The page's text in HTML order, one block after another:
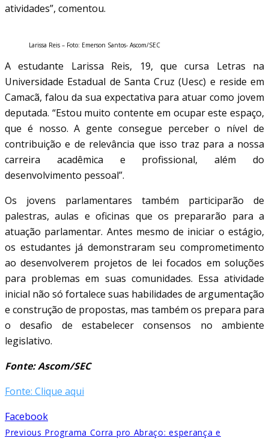
atividades”, comentou.
Larissa Reis – Foto: Emerson Santos- Ascom/SEC
A estudante Larissa Reis, 19, que cursa Letras na
Universidade Estadual de Santa Cruz (Uesc) e reside em
Camacã, falou da sua expectativa para atuar como jovem
deputada. “Estou muito contente em ocupar este espaço,
que é nosso. A gente consegue perceber o nível de
contribuição e de relevância que isso traz para a nossa
carreira acadêmica e profissional, além do
desenvolvimento pessoal”.
Os jovens parlamentares também participarão de
palestras, aulas e oficinas que os prepararão para a
atuação parlamentar. Antes mesmo de iniciar o estágio,
os estudantes já demonstraram seu comprometimento
ao desenvolverem projetos de lei focados em soluções
para problemas em suas comunidades. Essa atividade
inicial não só fortalece suas habilidades de argumentação
e construção de propostas, mas também os prepara para
o desafio de estabelecer consensos no ambiente
legislativo.
Fonte: Ascom/SEC
Fonte: Clique aqui
Facebook
Previous Programa Corra pro Abraço: esperança e